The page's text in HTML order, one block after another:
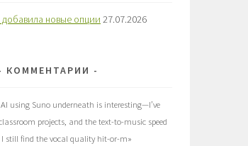
новые опции 27.07.2026
КОММЕНТАРИИ
using Suno underneath is interesting—I’ve
projects, and the text-to-music speed
I still find the vocal quality hit-or-m»